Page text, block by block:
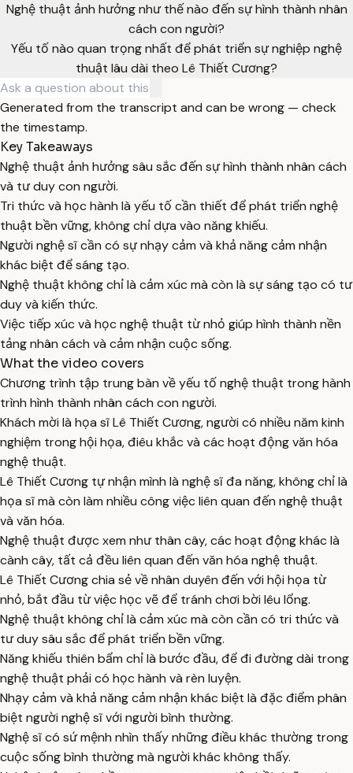
Nghệ thuật ảnh hưởng như thế nào đến sự hình thành nhân
cách con người?
Yếu tố nào quan trọng nhất để phát triển sự nghiệp nghệ
thuật lâu dài theo Lê Thiết Cương?
Generated from the transcript and can be wrong — check
the timestamp.
Key Takeaways
Nghệ thuật ảnh hưởng sâu sắc đến sự hình thành nhân cách
và tư duy con người.
Tri thức và học hành là yếu tố cần thiết để phát triển nghệ
thuật bền vững, không chỉ dựa vào năng khiếu.
Người nghệ sĩ cần có sự nhạy cảm và khả năng cảm nhận
khác biệt để sáng tạo.
Nghệ thuật không chỉ là cảm xúc mà còn là sự sáng tạo có tư
duy và kiến thức.
Việc tiếp xúc và học nghệ thuật từ nhỏ giúp hình thành nền
tảng nhân cách và cảm nhận cuộc sống.
What the video covers
Chương trình tập trung bàn về yếu tố nghệ thuật trong hành
trình hình thành nhân cách con người.
Khách mời là họa sĩ Lê Thiết Cương, người có nhiều năm kinh
nghiệm trong hội họa, điêu khắc và các hoạt động văn hóa
nghệ thuật.
Lê Thiết Cương tự nhận mình là nghệ sĩ đa năng, không chỉ là
họa sĩ mà còn làm nhiều công việc liên quan đến nghệ thuật
và văn hóa.
Nghệ thuật được xem như thân cây, các hoạt động khác là
cành cây, tất cả đều liên quan đến văn hóa nghệ thuật.
Lê Thiết Cương chia sẻ về nhân duyên đến với hội họa từ
nhỏ, bắt đầu từ việc học vẽ để tránh chơi bời lêu lổng.
Nghệ thuật không chỉ là cảm xúc mà còn cần có tri thức và
tư duy sâu sắc để phát triển bền vững.
Năng khiếu thiên bẩm chỉ là bước đầu, để đi đường dài trong
nghệ thuật phải có học hành và rèn luyện.
Nhạy cảm và khả năng cảm nhận khác biệt là đặc điểm phân
biệt người nghệ sĩ với người bình thường.
Nghệ sĩ có sứ mệnh nhìn thấy những điều khác thường trong
cuộc sống bình thường mà người khác không thấy.